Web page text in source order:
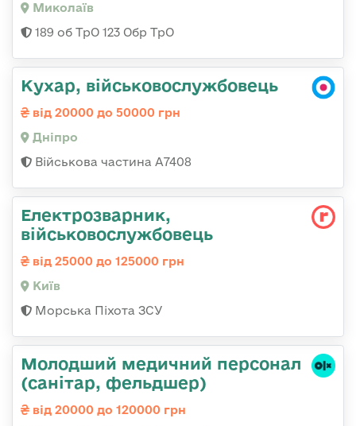
Миколаїв
189 об ТрО 123 Обр ТрО
Кухар, військовослужбовець
від 20000 до 50000 грн
Дніпро
Військова частина А7408
Електрозварник,
військовослужбовець
від 25000 до 125000 грн
Київ
Морська Піхота ЗСУ
Молодший медичний персонал
(санітар, фельдшер)
від 20000 до 120000 грн